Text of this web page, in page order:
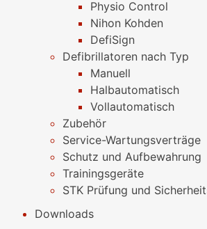
Physio Control
Nihon Kohden
DefiSign
Defibrillatoren nach Typ
Manuell
Halbautomatisch
Vollautomatisch
Zubehör
Service-Wartungsverträge
Schutz und Aufbewahrung
Trainingsgeräte
STK Prüfung und
Downloads